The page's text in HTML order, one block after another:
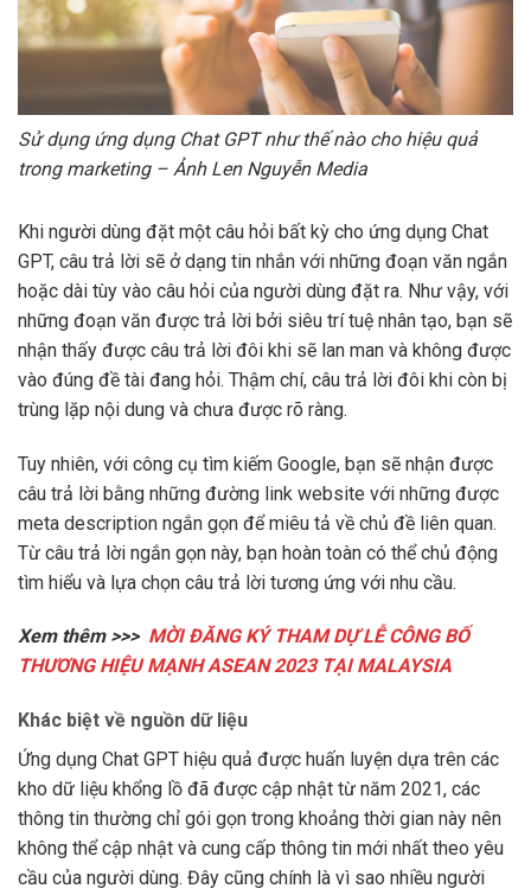
Sử dụng ứng dụng Chat GPT như thế nào cho hiệu quả
trong marketing – Ảnh Len Nguyễn Media
Khi người dùng đặt một câu hỏi bất kỳ cho ứng dụng Chat
GPT, câu trả lời sẽ ở dạng tin nhắn với những đoạn văn ngắn
hoặc dài tùy vào câu hỏi của người dùng đặt ra. Như vậy, với
những đoạn văn được trả lời bởi siêu trí tuệ nhân tạo, bạn sẽ
nhận thấy được câu trả lời đôi khi sẽ lan man và không được
vào đúng đề tài đang hỏi. Thậm chí, câu trả lời đôi khi còn bị
trùng lặp nội dung và chưa được rõ ràng.
Tuy nhiên, với công cụ tìm kiếm Google, bạn sẽ nhận được
câu trả lời bằng những đường link website với những được
meta description ngắn gọn để miêu tả về chủ đề liên quan.
Từ câu trả lời ngắn gọn này, bạn hoàn toàn có thể chủ động
tìm hiểu và lựa chọn câu trả lời tương ứng với nhu cầu.
Xem thêm >>> MỜI ĐĂNG KÝ THAM DỰ LỄ CÔNG BỐ
THƯƠNG HIỆU MẠNH ASEAN 2023 TẠI MALAYSIA
Khác biệt về nguồn dữ liệu
Ứng dụng Chat GPT hiệu quả được huấn luyện dựa trên các
kho dữ liệu khổng lồ đã được cập nhật từ năm 2021, các
thông tin thường chỉ gói gọn trong khoảng thời gian này nên
không thể cập nhật và cung cấp thông tin mới nhất theo yêu
cầu của người dùng. Đây cũng chính là vì sao nhiều người